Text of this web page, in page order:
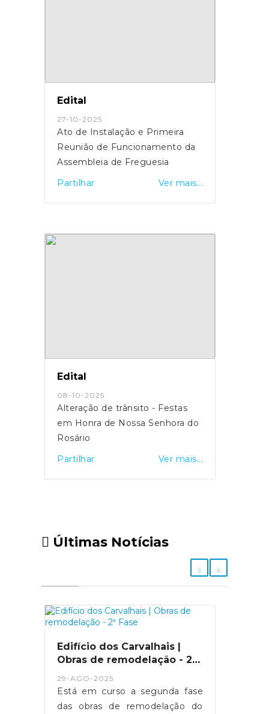
Edital
27-10-2025
Ato de Instalação e Primeira
Reunião de Funcionamento da
Assembleia de Freguesia
Partilhar
Ver mais...
Edital
08-10-2025
Alteração de trânsito - Festas
em Honra de Nossa Senhora do
Rosário
Partilhar
Ver mais...
Últimas Notícias
Edifício dos Carvalhais |
Obras de remodelação - 2ª
29-AGO-2025
Está em curso a segunda fase
das obras de remodelação do